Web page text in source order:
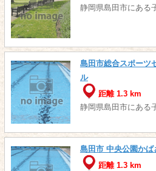
静岡県島田市にある
島田市総合スポーツ
ル
距離 1.3 km
静岡県島田市にある
島田市 中央公園かば
距離 1.3 km